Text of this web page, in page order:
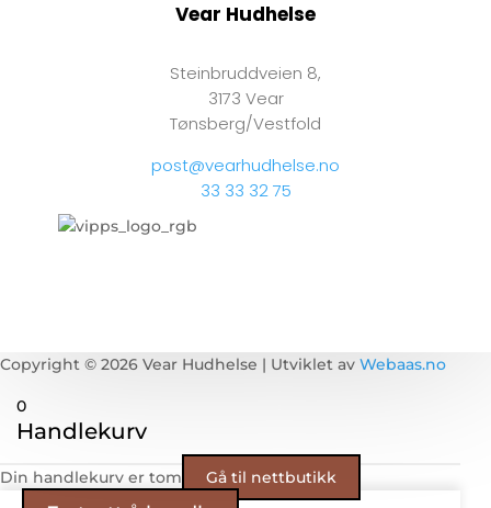
Vear Hudhelse
Steinbruddveien 8,
3173 Vear
Tønsberg/Vestfold
post@vearhudhelse.no
33 33 32 75
Copyright © 2026 Vear Hudhelse | Utviklet av Webaas.no
0
Handlekurv
Din handlekurv er tom Gå til nettbutikk